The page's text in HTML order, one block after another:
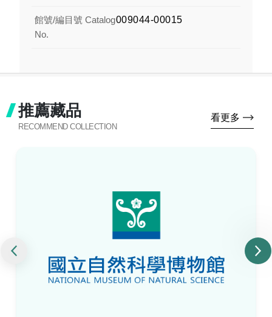
館號/編目號 Catalog
No.
009044-00015
推薦藏品
RECOMMEND COLLECTION
看更多